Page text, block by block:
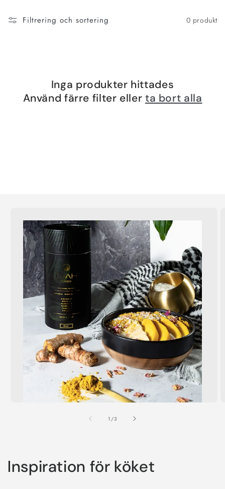
:
Filtrering och sortering 0 produkt
Inga produkter hittades
Använd färre filter eller ta bort alla
1 //3
Inspiration för köket